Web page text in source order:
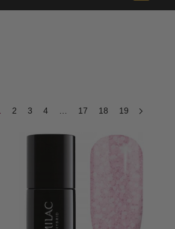
2 3 4 17 18 19